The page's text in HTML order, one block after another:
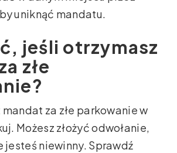
uniknąć mandatu.
jeśli otrzymasz
złe
za złe parkowanie w
Możesz złożyć odwołanie,
jesteś niewinny. Sprawdź